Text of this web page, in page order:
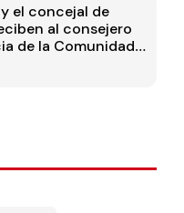
el concejal de
al consejero
de la Comunidad